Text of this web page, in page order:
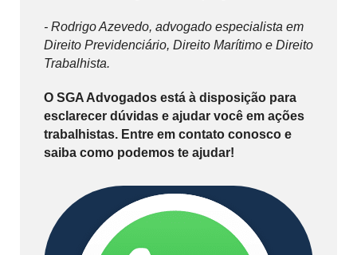
- Rodrigo Azevedo, advogado especialista em
Direito Previdenciário, Direito Marítimo e Direito
Trabalhista.
O SGA Advogados está à disposição para
esclarecer dúvidas e ajudar você em ações
trabalhistas. Entre em contato conosco e
saiba como podemos te ajudar!